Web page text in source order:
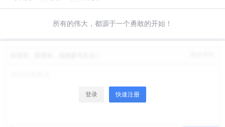
所有的伟大，都源于一个勇敢的开始！
登录 快速注册